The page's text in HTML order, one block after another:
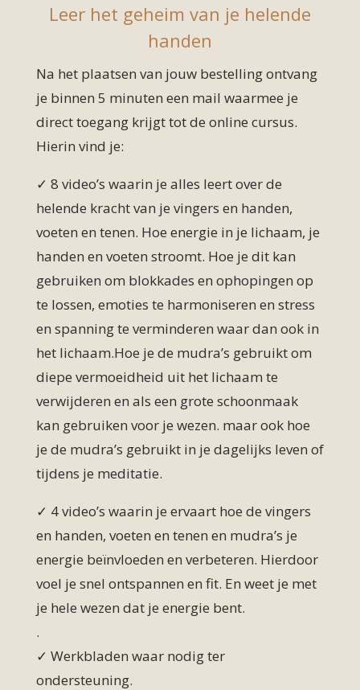
Leer het geheim van je helende
handen
Na het plaatsen van jouw bestelling ontvang
je binnen 5 minuten een mail waarmee je
direct toegang krijgt tot de online cursus.
Hierin vind je:
✓ 8 video’s waarin je alles leert over de
helende kracht van je vingers en handen,
voeten en tenen. Hoe energie in je lichaam, je
handen en voeten stroomt. Hoe je dit kan
gebruiken om blokkades en ophopingen op
te lossen, emoties te harmoniseren en stress
en spanning te verminderen waar dan ook in
het lichaam.Hoe je de mudra’s gebruikt om
diepe vermoeidheid uit het lichaam te
verwijderen en als een grote schoonmaak
kan gebruiken voor je wezen. maar ook hoe
je de mudra’s gebruikt in je dagelijks leven of
tijdens je meditatie.
✓ 4 video’s waarin je ervaart hoe de vingers
en handen, voeten en tenen en mudra’s je
energie beïnvloeden en verbeteren. Hierdoor
voel je snel ontspannen en fit. En weet je met
je hele wezen dat je energie bent.
.
✓ Werkbladen waar nodig ter
ondersteuning.